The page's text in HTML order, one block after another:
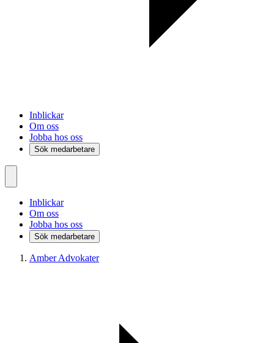
Inblickar
Om oss
Jobba hos oss
Sök medarbetare
Inblickar
Om oss
Jobba hos oss
Sök medarbetare
Amber Advokater